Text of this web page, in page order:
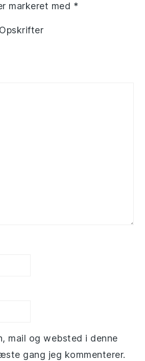
markeret med *
mail og websted i denne
gang jeg kommenterer.